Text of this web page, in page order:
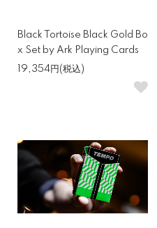
Black Tortoise Black Gold Bo
x Set by Ark Playing Cards
19,354円(税込)